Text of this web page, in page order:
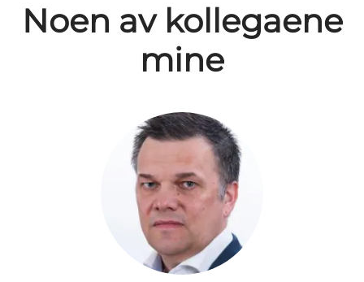
Noen av kollegaene
mine